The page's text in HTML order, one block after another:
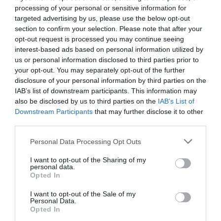
processing of your personal or sensitive information for
targeted advertising by us, please use the below opt-out
section to confirm your selection. Please note that after your
opt-out request is processed you may continue seeing
interest-based ads based on personal information utilized by
us or personal information disclosed to third parties prior to
your opt-out. You may separately opt-out of the further
disclosure of your personal information by third parties on the
IAB’s list of downstream participants. This information may
also be disclosed by us to third parties on the IAB’s List of
Downstream Participants that may further disclose it to other
Please note that this website/app uses one or more Google
not limited to your visit or usage behaviour. You may click to
grant or deny consent to Google and its third-party tags to
use your data for below specified purposes in below Google
consent section.
Personal Data Processing Opt Outs
I want to opt-out of the Sharing of my
personal data.
Opted In
I want to opt-out of the Sale of my
Personal Data.
Opted In
többször utaztunk a Kanári-szigetekre vagy Monte-
Carlóba, a francia Riviérára. Amikor Zsuzsi állapotos lett,
elvettem, főleg azért, mert nem akartam, hogy a
gyerekem apa nélkül jöjjön a világra" - részletezte az
üzletember.
Bár első olvasásra úgy tűnhet, hogy Klapka György
részletesen beszámolt a történtekből, azt elfelejtette
említeni, hogy Mary Zsuzsi már megismerkedésük
pillanatában is várandós volt, méghozzá Dobos Attila
gyermekével.
Az énekes végül tizenegy hónapos korában tudta
"visszalopni" magához Angéla nevű kislányát, akit
Kanári-szigeteken nyaraltak.
Az énekesnő új párjával aztán csak hónapokkal később
Dobossal, aki a gyámhatóság segítségével végül elérte,
hogy kislánya vele maradhasson.